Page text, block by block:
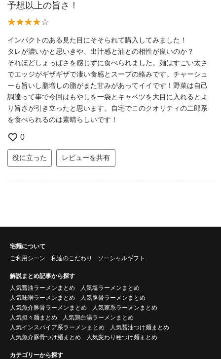
予想以上の旨さ！
インパクトのある見た目にそそられて購入してみました！
タレが濃いかと思いきや、出汁感と油との相性が良いのか？
それほどしょっぱさを感じずに食べられました。麺はすごい太さ
でエッジがギザギザで凄い食感とスープの絡みです。チャーシュ
ーも旨いし脂増しの脂がまた甘みがあってイイです！野菜は自己
調達って事で今回はもやしを一袋とキャベツを大目に入れるとよ
り旨さが引き立ったと思います。自宅でこのクオリティの二郎系
を食べられるのは素晴らしいです！
0
役に立った レビューを共有
宅麺について
ご利用シーン
私達のこだわり ソーシャルギフト
解説まとめ記事から探す
人気醤油ラーメンまとめ
人気塩ラーメンまとめ
人気味噌ラーメンまとめ
人気豚骨ラーメンまとめ
人気魚介豚骨ラーメンまとめ
人気家系ラーメンまとめ
人気担々麺まとめ
人気鶏白湯ラーメンまとめ
人気インスパイア系ラーメンまとめ
人気醤油つけ麺まとめ
人気魚介豚骨つけ麺まとめ
人気変わり種つけ麺まとめ
カテゴリーから探す